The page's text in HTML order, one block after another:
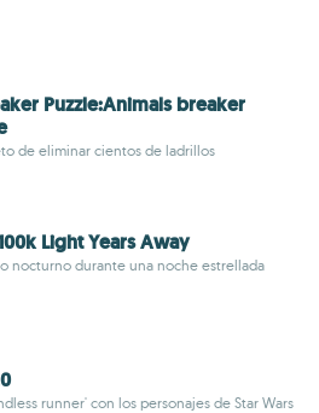
Puzzle:Animals breaker
de eliminar cientos de ladrillos
Light Years Away
nocturno durante una noche estrellada
runner' con los personajes de Star Wars